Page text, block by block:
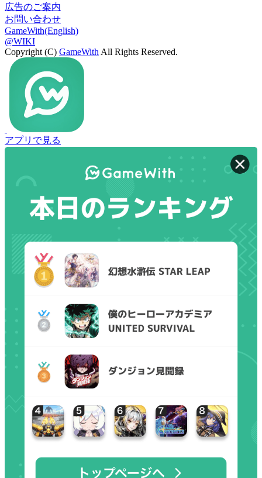
広告のご案内
お問い合わせ
GameWith(English)
@WIKI
Copyright (C) GameWith All Rights Reserved.
アプリで見る